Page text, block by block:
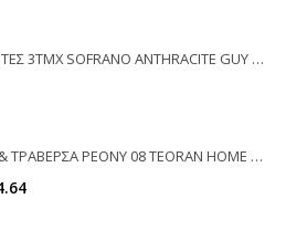
ΣΕΤ ΠΕΤΣΕΤΕΣ 3ΤΜΧ SOFRANO ANTHRACITE GUY LAROCHE
ΣΕΤ ΚΑΡΕ & ΤΡΑΒΕΡΣΑ PEONY 08 TEORAN HOME & MORE